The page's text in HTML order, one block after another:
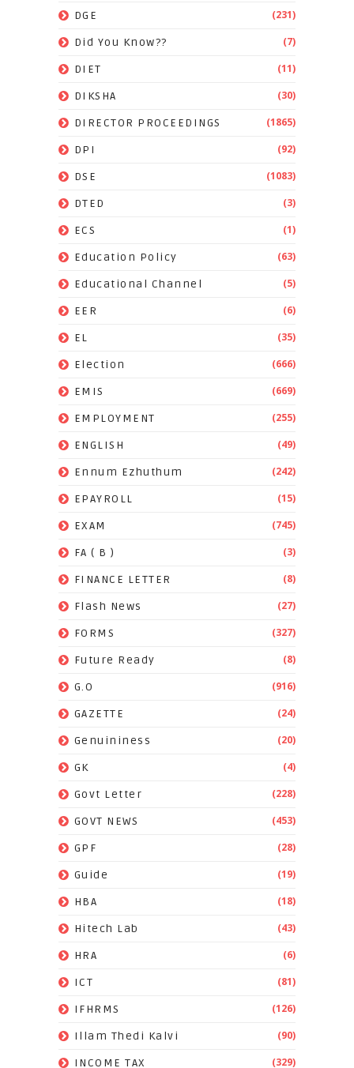
DGE (231)
Did You Know?? (7)
DIET (11)
DIKSHA (30)
DIRECTOR PROCEEDINGS (1865)
DPI (92)
DSE (1083)
DTED (3)
ECS (1)
Education Policy (63)
Educational Channel (5)
EER (6)
EL (35)
Election (666)
EMIS (669)
EMPLOYMENT (255)
ENGLISH (49)
Ennum Ezhuthum (242)
EPAYROLL (15)
EXAM (745)
FA ( B ) (3)
FINANCE LETTER (8)
Flash News (27)
FORMS (327)
Future Ready (8)
G.O (916)
GAZETTE (24)
Genuininess (20)
GK (4)
Govt Letter (228)
GOVT NEWS (453)
GPF (28)
Guide (19)
HBA (18)
Hitech Lab (43)
HRA (6)
ICT (81)
IFHRMS (126)
Illam Thedi Kalvi (90)
INCOME TAX (329)